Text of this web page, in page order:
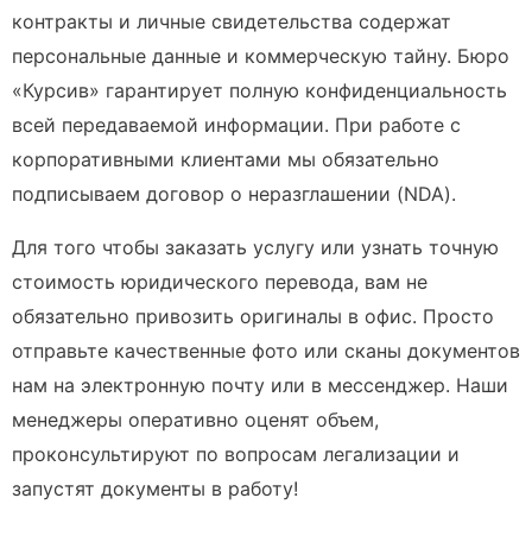
контракты и личные свидетельства содержат
персональные данные и коммерческую тайну. Бюро
«Курсив» гарантирует полную конфиденциальность
всей передаваемой информации. При работе с
корпоративными клиентами мы обязательно
подписываем договор о неразглашении (NDA).
Для того чтобы заказать услугу или узнать точную
стоимость юридического перевода, вам не
обязательно привозить оригиналы в офис. Просто
отправьте качественные фото или сканы документов
нам на электронную почту или в мессенджер. Наши
менеджеры оперативно оценят объем,
проконсультируют по вопросам легализации и
запустят документы в работу!